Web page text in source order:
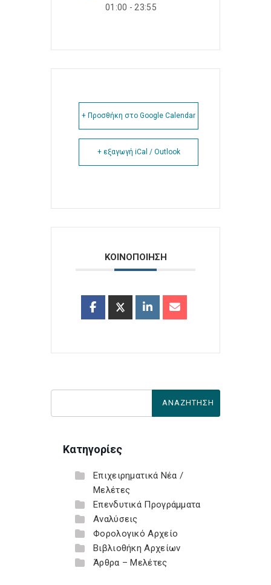
01:00 - 23:55
+ Προσθήκη στο Google Calendar
+ εξαγωγή iCal / Outlook
ΚΟΙΝΟΠΟΙΗΣΗ
Κατηγορίες
Επιχειρηματικά Νέα /
Μελέτες
Επενδυτικά Προγράμματα
Αναλύσεις
Φορολογικό Αρχείο
Βιβλιοθήκη Αρχείων
Άρθρα – Μελέτες